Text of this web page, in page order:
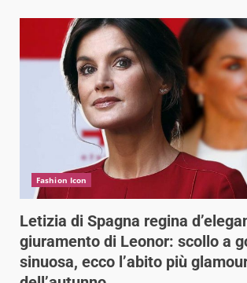
Fashion Icon
Letizia di Spagna regina
giuramento di Leonor: scollo a
sinuosa, ecco l’abito più